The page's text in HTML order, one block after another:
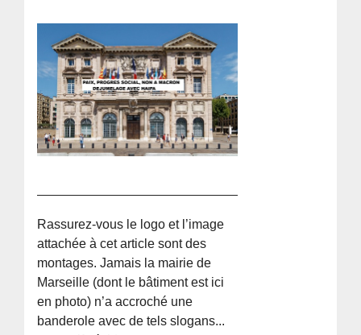
Rassurez-vous le logo et l’image
attachée à cet article sont des
montages. Jamais la mairie de
Marseille (dont le bâtiment est ici
en photo) n’a accroché une
banderole avec de tels slogans...